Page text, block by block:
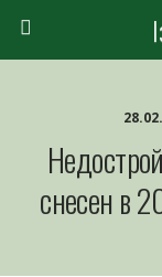
снесен в